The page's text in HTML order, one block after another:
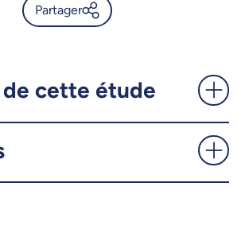
Partager
cette étude